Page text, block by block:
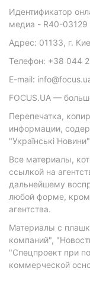
Идентификатор
медиа - R40-03129
Адрес: 01133, г.
Телефон: +38 044
E-mail:
FOCUS.UA —
Перепечатка,
информации,
"Українські
Все материалы,
ссылкой на
дальнейшему
любой форме,
агентства.
Материалы с
компаний",
"Спецпроект при
коммерческой